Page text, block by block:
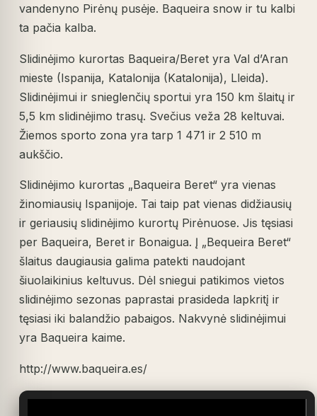
vandenyno Pirėnų pusėje. Baqueira snow ir tu kalbi
ta pačia kalba.
Slidinėjimo kurortas Baqueira/Beret yra Val d’Aran
mieste (Ispanija, Katalonija (Katalonija), Lleida).
Slidinėjimui ir snieglenčių sportui yra 150 km šlaitų ir
5,5 km slidinėjimo trasų. Svečius veža 28 keltuvai.
Žiemos sporto zona yra tarp 1 471 ir 2 510 m
aukščio.
Slidinėjimo kurortas „Baqueira Beret“ yra vienas
žinomiausių Ispanijoje. Tai taip pat vienas didžiausių
ir geriausių slidinėjimo kurortų Pirėnuose. Jis tęsiasi
per Baqueira, Beret ir Bonaigua. Į „Bequeira Beret“
šlaitus daugiausia galima patekti naudojant
šiuolaikinius keltuvus. Dėl sniegui patikimos vietos
slidinėjimo sezonas paprastai prasideda lapkritį ir
tęsiasi iki balandžio pabaigos. Nakvynė slidinėjimui
yra Baqueira kaime.
http://www.baqueira.es/